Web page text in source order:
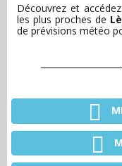
Découvrez et
les plus proches de
de prévisions météo